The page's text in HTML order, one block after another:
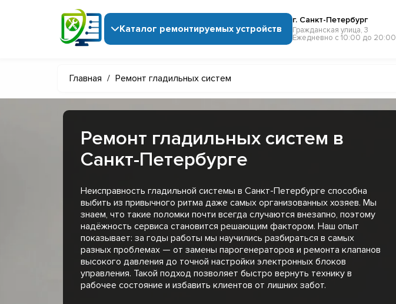
Каталог ремонтируемых устройств
г. Санкт-Петербург
Гражданская улица, 3
Ежедневно с 10:00 до 20:00
Главная / Ремонт гладильных систем
Ремонт гладильных систем в
Санкт-Петербурге
Неисправность гладильной системы в Санкт-Петербурге способна
выбить из привычного ритма даже самых организованных хозяев. Мы
знаем, что такие поломки почти всегда случаются внезапно, поэтому
надёжность сервиса становится решающим фактором. Наш опыт
показывает: за годы работы мы научились разбираться в самых
разных проблемах — от замены парогенераторов и ремонта клапанов
высокого давления до точной настройки электронных блоков
управления. Такой подход позволяет быстро вернуть технику в
рабочее состояние и избавить клиентов от лишних забот.